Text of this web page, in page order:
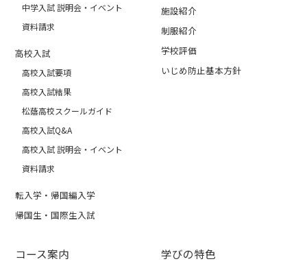
中学入試 説明会・イベント
資料請求
高校入試
高校入試要項
高校入試結果
松蔭高校スクールガイド
高校入試Q&A
高校入試 説明会・イベント
資料請求
転入学・帰国編入学
帰国生・国際生入試
施設紹介
制服紹介
学校評価
いじめ防止基本方針
コース案内 学びの特色